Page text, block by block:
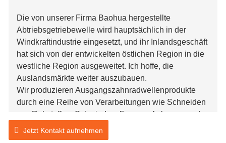
Die von unserer Firma Baohua hergestellte
Abtriebsgetriebewelle wird hauptsächlich in der
Windkraftindustrie eingesetzt, und ihr Inlandsgeschäft
hat sich von der entwickelten östlichen Region in die
westliche Region ausgeweitet. Ich hoffe, die
Auslandsmärkte weiter auszubauen.
Wir produzieren Ausgangszahnradwellenprodukte
durch eine Reihe von Verarbeitungen wie Schneiden
von Rohstoffen, Schmieden, Formen, Anlassen und
Wärmebehandlung. Jeder Verarbeitungsschritt wird
streng geprüft, und das Reparieren von Produkten
Jetzt Kontakt aufnehmen